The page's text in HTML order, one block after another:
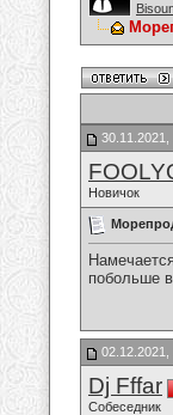
30.11.2021,
Новичок
побольше
02.12.2021,
Dj Fffar
Собеседник